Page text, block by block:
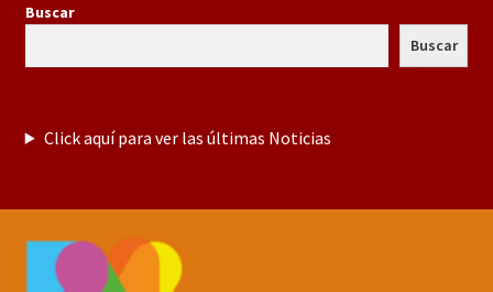
Buscar
Buscar
Click aquí para ver las últimas Noticias